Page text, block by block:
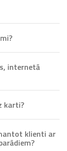
internetā
karti?
klienti ar